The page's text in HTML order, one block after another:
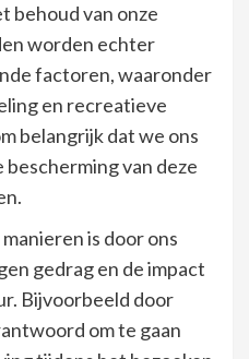
behoud van onze
worden echter
factoren, waaronder
en recreatieve
belangrijk dat we ons
van deze
is door ons
gedrag en de impact
Bijvoorbeeld door
om te gaan